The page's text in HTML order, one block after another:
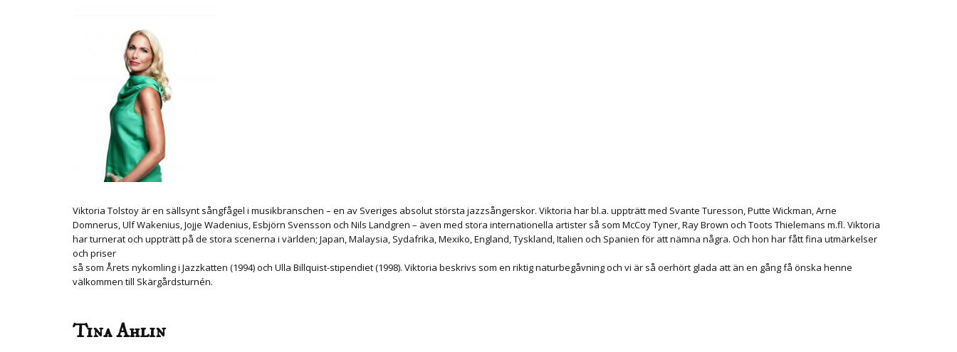
Viktoria Tolstoy är en sällsynt sångfågel i musikbranschen – en av Sveriges absolut största jazzsångerskor. Viktoria har bl.a. uppträtt med Svante Turesson, Putte Wickman, Arne
Domnerus, Ulf Wakenius, Jojje Wadenius, Esbjörn Svensson och Nils Landgren – även med stora internationella artister så som McCoy Tyner, Ray Brown och Toots Thielemans m.fl. Viktoria
har turnerat och uppträtt på de stora scenerna i världen; Japan, Malaysia, Sydafrika, Mexiko, England, Tyskland, Italien och Spanien för att nämna några. Och hon har fått fina utmärkelser
och priser
så som Årets nykomling i Jazzkatten (1994) och Ulla Billquist-stipendiet (1998). Viktoria beskrivs som en riktig naturbegåvning och vi är så oerhört glada att än en gång få önska henne
välkommen till Skärgårdsturnén.
Tina Ahlin